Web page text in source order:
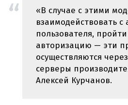
«В случае с этими
взаимодействовать с
пользователя,
авторизацию — эти
осуществляются
серверы
Алексей Курчанов.